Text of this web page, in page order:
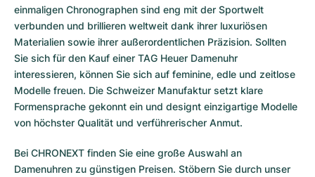
einmaligen Chronographen sind eng mit der Sportwelt
verbunden und brillieren weltweit dank ihrer luxuriösen
Materialien sowie ihrer außerordentlichen Präzision. Sollten
Sie sich für den Kauf einer TAG Heuer Damenuhr
interessieren, können Sie sich auf feminine, edle und zeitlose
Modelle freuen. Die Schweizer Manufaktur setzt klare
Formensprache gekonnt ein und designt einzigartige Modelle
von höchster Qualität und verführerischer Anmut.
Bei CHRONEXT finden Sie eine große Auswahl an
Damenuhren zu günstigen Preisen. Stöbern Sie durch unser